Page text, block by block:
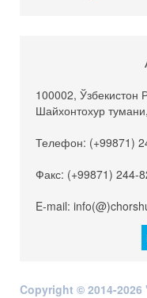
100002, Ўзбекистон
Шайхонтохур
Телефон: (+99871)
Факс: (+99871) 244-
E-mail:
Copyright © 2014-